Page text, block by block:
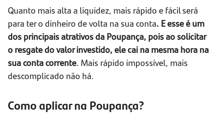
Quanto mais alta a liquidez, mais rápido e fácil será
para ter o dinheiro de volta na sua conta. E esse é um
dos principais atrativos da Poupança, pois ao solicitar
o resgate do valor investido, ele cai na mesma hora na
sua conta corrente. Mais rápido impossível, mais
descomplicado não há.
Como aplicar na Poupança?